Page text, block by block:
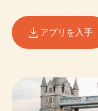
アプリを入手